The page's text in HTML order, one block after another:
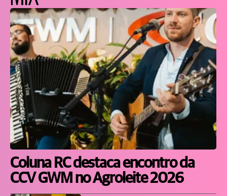
Coluna RC destaca encontro da
CCV GWM no Agroleite 2026